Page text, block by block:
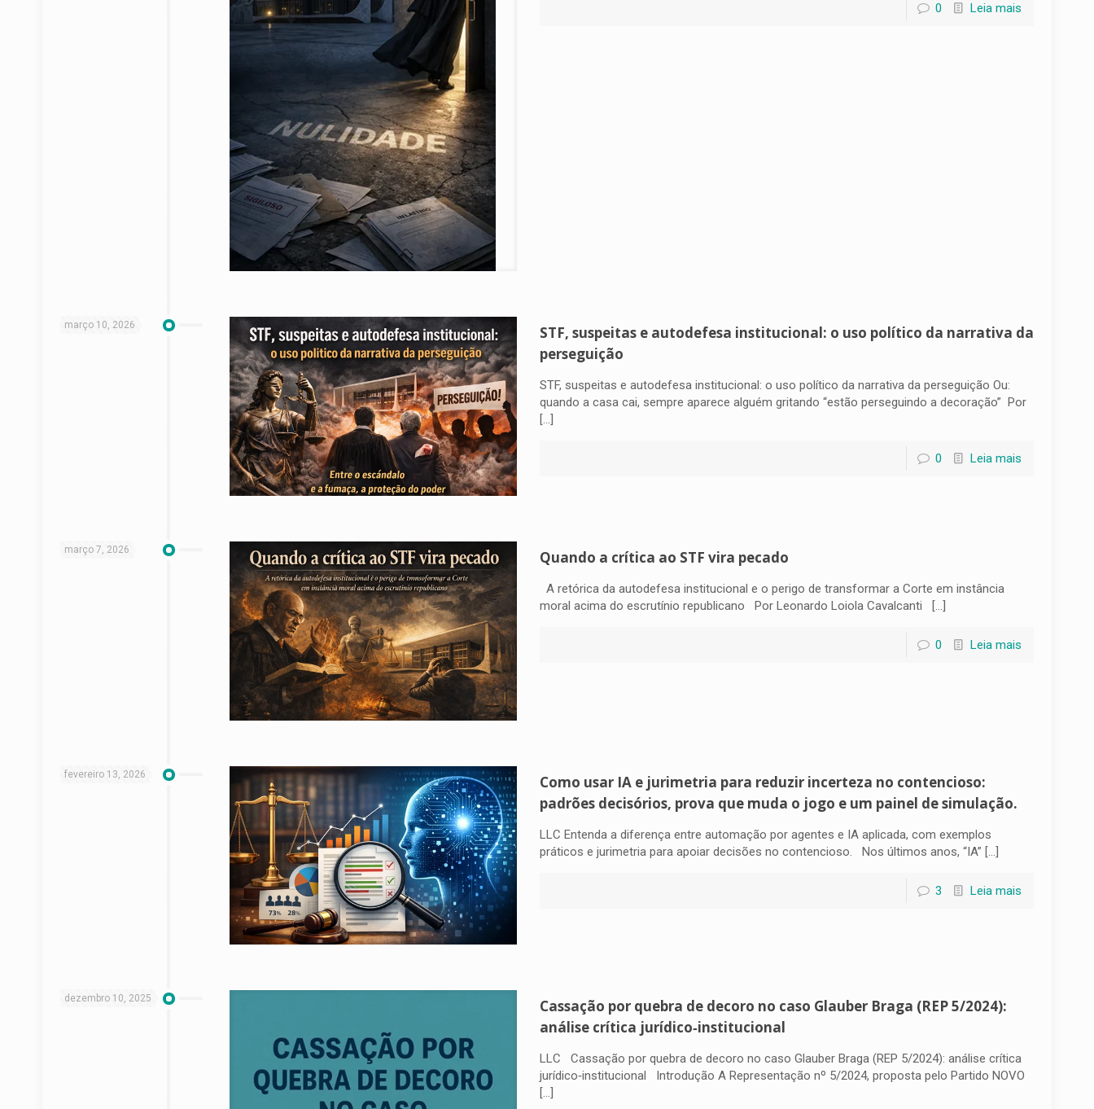
0 Leia mais
março 10, 2026
STF, suspeitas e autodefesa institucional: o uso político da narrativa da
perseguição
STF, suspeitas e autodefesa institucional: o uso político da narrativa da perseguição Ou:
quando a casa cai, sempre aparece alguém gritando “estão perseguindo a decoração” Por
[…]
0 Leia mais
março 7, 2026 Quando a crítica ao STF vira pecado
A retórica da autodefesa institucional e o perigo de transformar a Corte em instância
moral acima do escrutínio republicano Por Leonardo Loiola Cavalcanti
[…]
0 Leia mais
fevereiro 13, 2026
Como usar IA e jurimetria para reduzir incerteza no contencioso:
padrões decisórios, prova que muda o jogo e um painel de simulação.
LLC Entenda a diferença entre automação por agentes e IA aplicada, com exemplos
práticos e jurimetria para apoiar decisões no contencioso. Nos últimos anos, “IA” […]
3 Leia mais
dezembro 10, 2025
Cassação por quebra de decoro no caso Glauber Braga (REP 5/2024):
análise crítica jurídico‑institucional
LLC Cassação por quebra de decoro no caso Glauber Braga (REP 5/2024): análise crítica
jurídico‑institucional Introdução A Representação nº 5/2024, proposta pelo Partido NOVO
[…]